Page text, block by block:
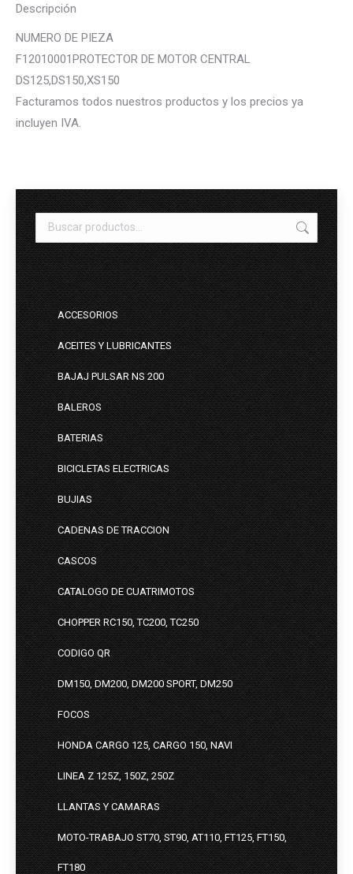
Descripción
NUMERO DE PIEZA
F12010001PROTECTOR DE MOTOR CENTRAL
DS125,DS150,XS150
Facturamos todos nuestros productos y los precios ya
incluyen IVA.
ACCESORIOS
ACEITES Y LUBRICANTES
BAJAJ PULSAR NS 200
BALEROS
BATERIAS
BICICLETAS ELECTRICAS
BUJIAS
CADENAS DE TRACCION
CASCOS
CATALOGO DE CUATRIMOTOS
CHOPPER RC150, TC200, TC250
CODIGO QR
DM150, DM200, DM200 SPORT, DM250
FOCOS
HONDA CARGO 125, CARGO 150, NAVI
LINEA Z 125Z, 150Z, 250Z
LLANTAS Y CAMARAS
MOTO-TRABAJO ST70, ST90, AT110, FT125, FT150,
FT180